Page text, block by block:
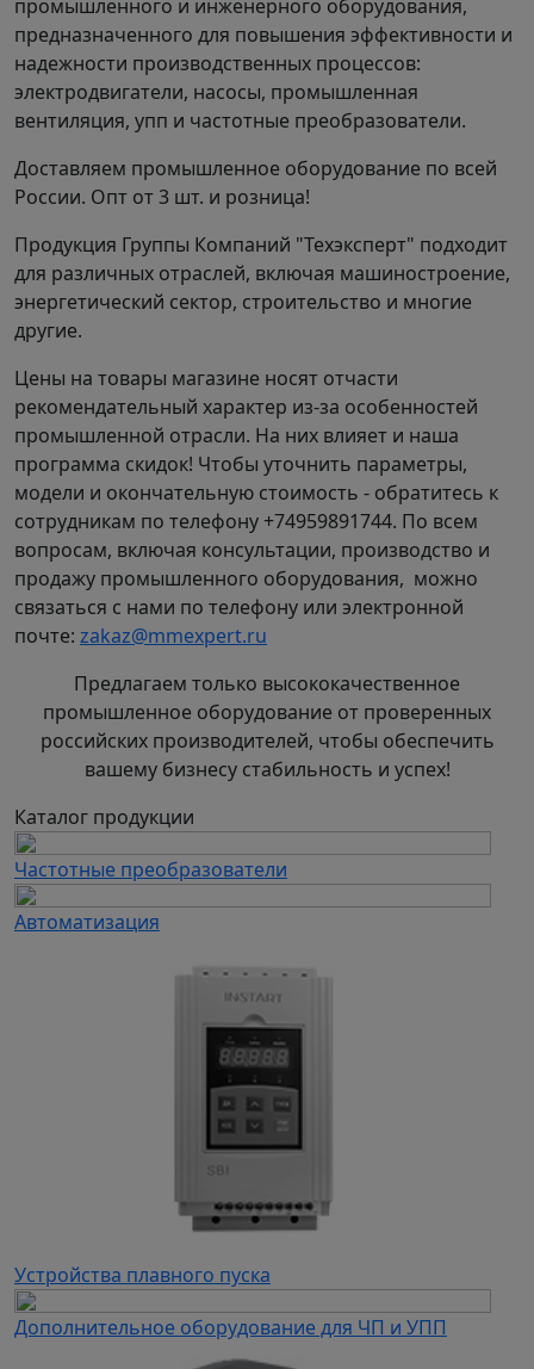
промышленного и инженерного оборудования,
предназначенного для повышения эффективности и
надежности производственных процессов:
электродвигатели, насосы, промышленная
вентиляция, упп и частотные преобразователи.
Доставляем промышленное оборудование по всей
России. Опт от 3 шт. и розница!
Продукция Группы Компаний "Техэксперт" подходит
для различных отраслей, включая машиностроение,
энергетический сектор, строительство и многие
другие.
Цены на товары магазине носят отчасти
рекомендательный характер из-за особенностей
промышленной отрасли. На них влияет и наша
программа скидок! Чтобы уточнить параметры,
модели и окончательную стоимость - обратитесь к
сотрудникам по телефону +74959891744. По всем
вопросам, включая консультации, производство и
продажу промышленного оборудования, можно
связаться с нами по телефону или электронной
почте: zakaz@mmexpert.ru
Предлагаем только высококачественное
промышленное оборудование от проверенных
российских производителей, чтобы обеспечить
вашему бизнесу стабильность и успех!
Каталог продукции
Частотные преобразователи
Автоматизация
Устройства плавного пуска
Дополнительное оборудование для ЧП и УПП